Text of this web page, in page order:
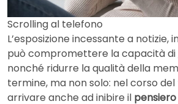
Scrolling al telefono
L’esposizione incessante a notizie,
può compromettere la capacità di
nonché ridurre la qualità della
termine, ma non solo: nel corso
arrivare anche ad inibire il